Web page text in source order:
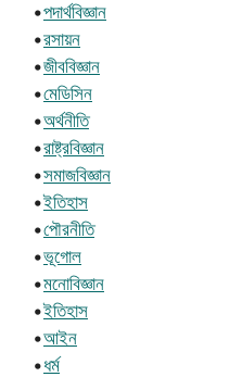
•পদার্থবিজ্ঞান
•রসায়ন
•জীববিজ্ঞান
•মেডিসিন
•অর্থনীতি
•রাষ্ট্রবিজ্ঞান
•সমাজবিজ্ঞান
•ইতিহাস
•পৌরনীতি
•ভূগোল
•মনোবিজ্ঞান
•ইতিহাস
•আইন
•ধর্ম